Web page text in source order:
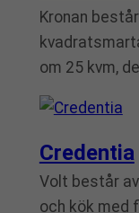
Kronan
om 25 kvm,
Credentia
Volt består
och kök med